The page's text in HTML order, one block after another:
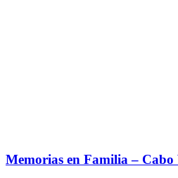
Memorias en Familia – Cabo